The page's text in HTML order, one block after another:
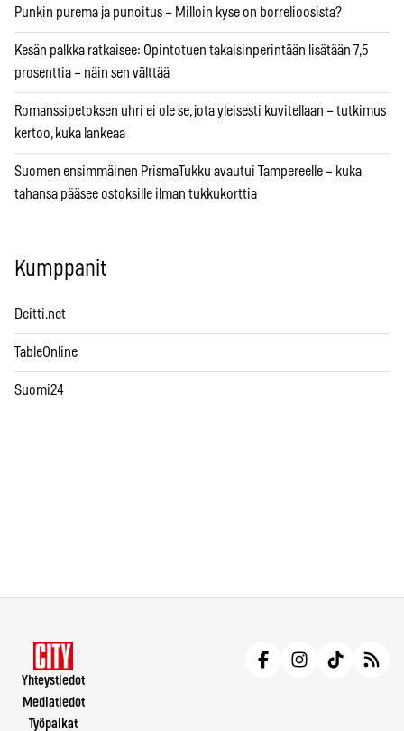
Punkin purema ja punoitus – Milloin kyse on borrelioosista?
Kesän palkka ratkaisee: Opintotuen takaisinperintään lisätään 7,5
prosenttia – näin sen välttää
Romanssipetoksen uhri ei ole se, jota yleisesti kuvitellaan – tutkimus
kertoo, kuka lankeaa
Suomen ensimmäinen PrismaTukku avautui Tampereelle – kuka
tahansa pääsee ostoksille ilman tukkukorttia
Kumppanit
Deitti.net
TableOnline
Suomi24
Yhteystiedot
Mediatiedot
Työpaikat